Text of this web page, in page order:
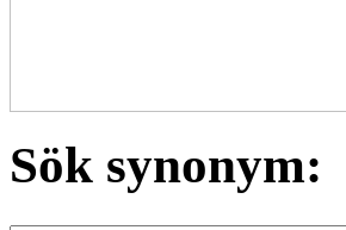
Sök synonym: